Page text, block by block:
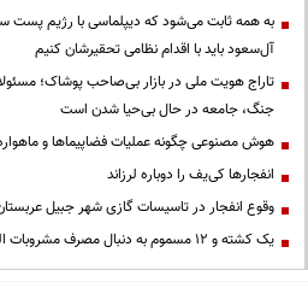
به همه ثابت می‌شود که دیپلماسی با رژیم پست
آل‌سعود باید با اقدام نظامی تحقیرشان کنیم
تاراج هویت ملی در بازار بی‌صاحب پوشاک؛
جنگ، جامعه در حال بی‌حیا شدن است
هوش مصنوعی چگونه عملیات فضاپیماها و
انفجارها کی‌یف را دوباره لرزاند
وقوع انفجار در تاسیسات گازی شهر جبیل
یک کشته و ۱۲ مسموم به دنبال مصرف مشروبات الکلی در نیشابور